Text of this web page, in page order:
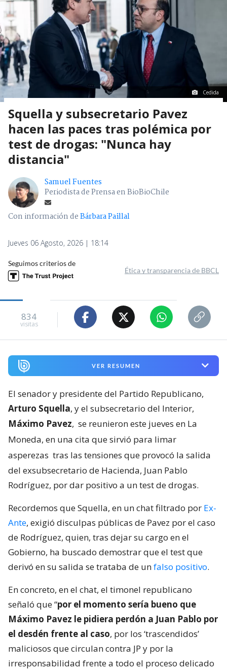
Cedida
Squella y subsecretario Pavez
hacen las paces tras polémica por
test de drogas: "Nunca hay
distancia"
Samuel Fuentes
Periodista de Prensa en BioBioChile
Con información deBárbara Paillal
Jueves 06 Agosto, 2026 | 18:14
Seguimos criterios de
Ética y transparencia de BBCL
834
visitas
VER RESUMEN
El senador y presidente del Partido Republicano,
Arturo Squella, y el subsecretario del Interior,
Máximo Pavez, se reunieron este jueves en La
Moneda, en una cita que sirvió para limar
asperezas tras las tensiones que provocó la salida
del exsubsecretario de Hacienda, Juan Pablo
Rodríguez, por dar positivo a un test de drogas.
Recordemos que Squella, en un chat filtrado por Ex-
Ante, exigió disculpas públicas de Pavez por el caso
de Rodríguez, quien, tras dejar su cargo en el
Gobierno, ha buscado demostrar que el test que
derivó en su salida se trataba de unfalso positivo.
En concreto, en el chat, el timonel republicano
señaló que “por el momento sería bueno que
Máximo Pavez le pidiera perdón a Juan Pablo por
el desdén frente al caso, por los ‘trascendidos’
maliciosos que circulan contra JP y por la
irresponsabilidad frente a todo el proceso delicado